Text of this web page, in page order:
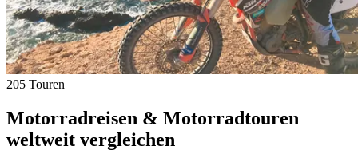
205 Touren
Motorradreisen & Motorradtouren
weltweit vergleichen